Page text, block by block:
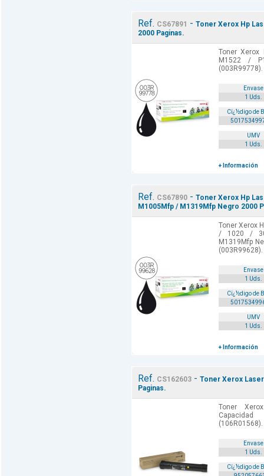
Ref. CS67891 - Toner Xerox Hp
2000 Paginas.
Toner Xerox
M1522 /
(003R99778).
Envase
1 Uds.
Cï¿½digo de
UMV
1 Uds.
+ Información
Ref. CS67890- Toner Xerox Hp
M1005Mfp / M1319Mfp Negro 2000
Toner Xerox
/ 1020 /
M1319Mfp
(003R99628).
Envase
1 Uds.
Cï¿½digo de
UMV
1 Uds.
+ Información
Ref. CS162603- Toner Xerox
Paginas.
Toner
(106R01568).
Envase
1 Uds.
Cï¿½digo de